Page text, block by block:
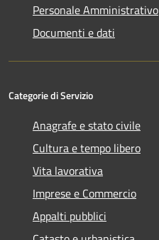
Personale Amministrativo
Documenti e dati
Categorie di Servizio
Anagrafe e stato civile
Cultura e tempo libero
Vita lavorativa
Imprese e Commercio
Appalti pubblici